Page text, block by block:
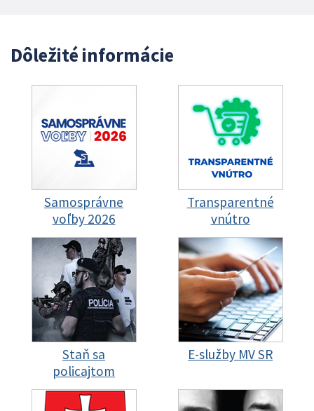
Dôležité informácie
Samosprávne
voľby 2026
Transparentné
vnútro
Staň sa
policajtom
E-služby MV SR